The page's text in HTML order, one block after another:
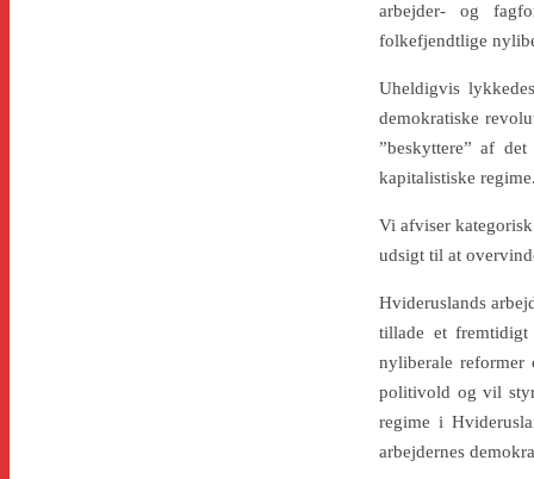
arbejder- og
folkefjendtlige
Uheldigvis
demokratiske
”beskyttere” af
kapitalistiske
Vi afviser
udsigt til at
Hvideruslands
tillade et
nyliberale reformer
politivold og vil
regime i
arbejdernes